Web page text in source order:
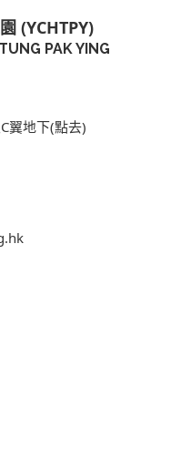
(YCHTPY)
PAK YING
翼地下(點去)